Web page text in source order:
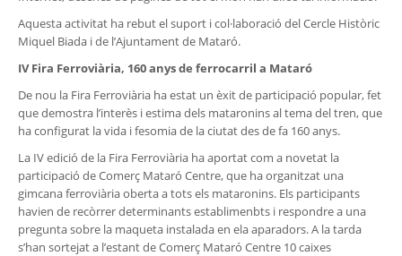
Aquesta activitat ha rebut el suport i col·laboració del Cercle Històric
Miquel Biada i de l’Ajuntament de Mataró.
IV Fira Ferroviària, 160 anys de ferrocarril a Mataró
De nou la Fira Ferroviària ha estat un èxit de participació popular, fet
que demostra l’interès i estima dels mataronins al tema del tren, que
ha configurat la vida i fesomia de la ciutat des de fa 160 anys.
La IV edició de la Fira Ferroviària ha aportat com a novetat la
participació de Comerç Mataró Centre, que ha organitzat una
gimcana ferroviària oberta a tots els mataronins. Els participants
havien de recòrrer determinants establimenbts i respondre a una
pregunta sobre la maqueta instalada en ela aparadors. A la tarda
s’han sortejat a l’estant de Comerç Mataró Centre 10 caixes